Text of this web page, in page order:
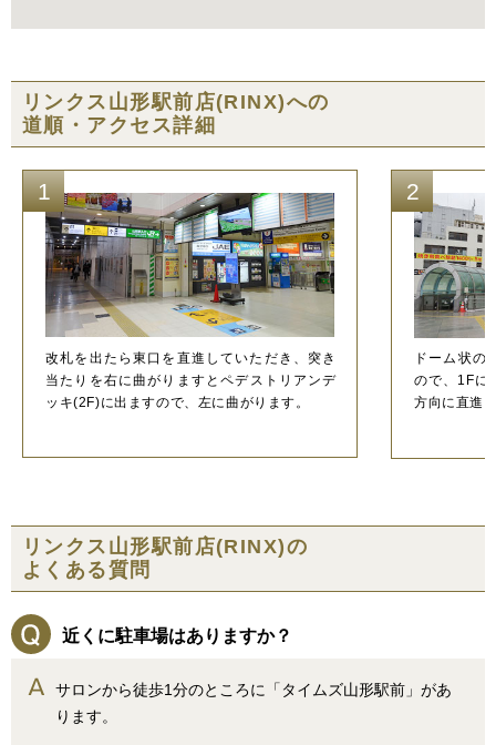
リンクス山形駅前店(RINX)への
道順・アクセス詳細
1
改札を出たら東口を直進していただき、突き
当たりを右に曲がりますとペデストリアンデ
ッキ(2F)に出ますので、左に曲がります。
2
ドーム状の
ので、1Fに
方向に直進
リンクス山形駅前店(RINX)の
よくある質問
近くに駐車場はありますか？
サロンから徒歩1分のところに「タイムズ山形駅前」があ
ります。